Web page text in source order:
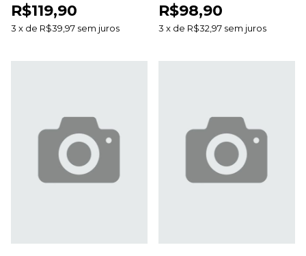
Estomias
R$119,90
3 x de R$39,97 sem juros
de Feridas
R$98,90
3 x de R$32,97 sem juros